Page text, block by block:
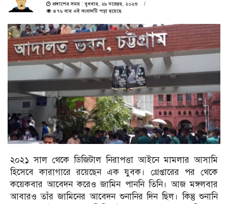
প্রকাশের সময় : বুধবার, ২৯ নভেম্বর, ২০২৩
৪৭৬ বার এই সংবাদটি পড়া হয়েছে
২০২১ সাল থেকে ডিজিটাল নিরাপত্তা আইনে মামলার আসামি
হিসেবে কারাগারে রয়েছেন এক যুবক। গ্রেপ্তারের পর থেকে
কয়েকবার আবেদন করেও জামিন পাননি তিনি। আজ মঙ্গলবার
আবারও তাঁর জামিনের আবেদন শুনানির দিন ছিল। কিন্তু শুনানি